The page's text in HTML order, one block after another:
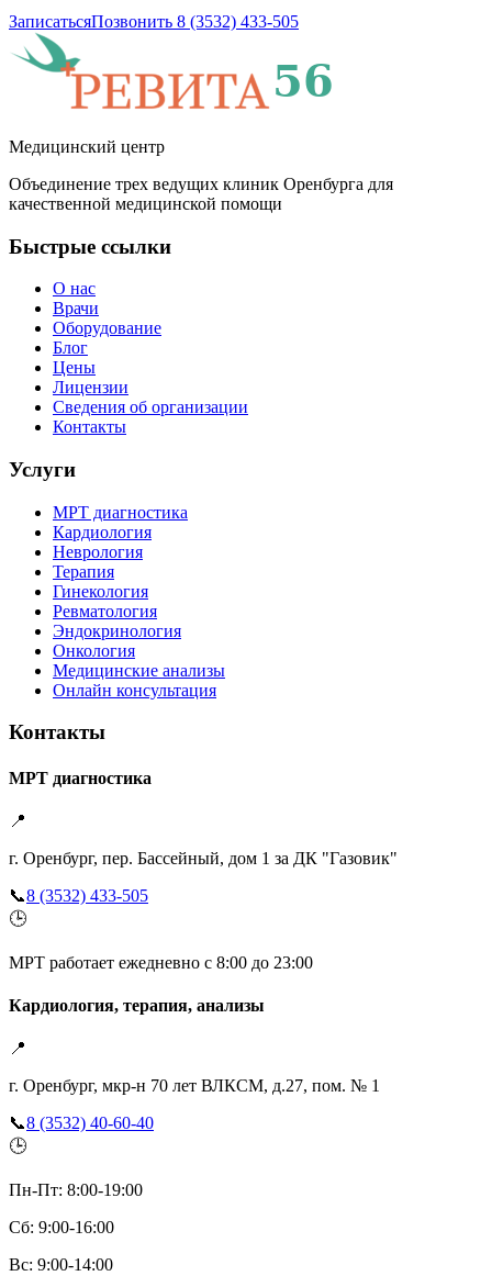
ЗаписатьсяПозвонить 8 (3532) 433-505
Медицинский центр
Объединение трех ведущих клиник Оренбурга для
качественной медицинской помощи
Быстрые ссылки
О нас
Врачи
Оборудование
Блог
Цены
Лицензии
Сведения об организации
Контакты
Услуги
МРТ диагностика
Кардиология
Неврология
Терапия
Гинекология
Ревматология
Эндокринология
Онкология
Медицинские анализы
Онлайн консультация
Контакты
МРТ диагностика
📍
г. Оренбург, пер. Бассейный, дом 1 за ДК "Газовик"
📞8 (3532) 433-505
🕒
МРТ работает ежедневно с 8:00 до 23:00
Кардиология, терапия, анализы
📍
г. Оренбург, мкр-н 70 лет ВЛКСМ, д.27, пом. № 1
📞8 (3532) 40-60-40
🕒
Пн-Пт: 8:00-19:00
Сб: 9:00-16:00
Вс: 9:00-14:00